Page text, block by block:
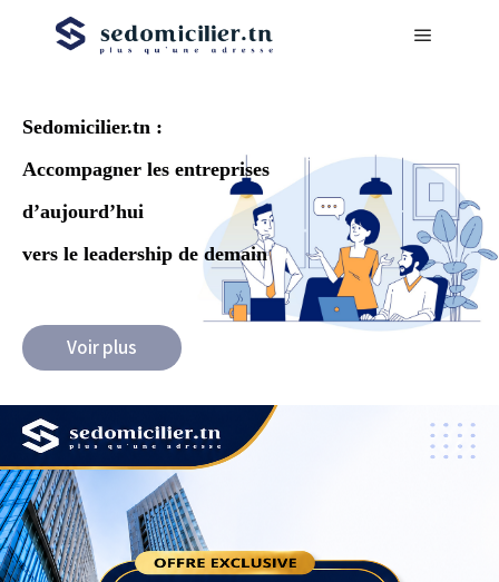
Sedomicilier.tn :
Accompagner les entreprises
d’aujourd’hui
vers le leadership de demain
Voir plus